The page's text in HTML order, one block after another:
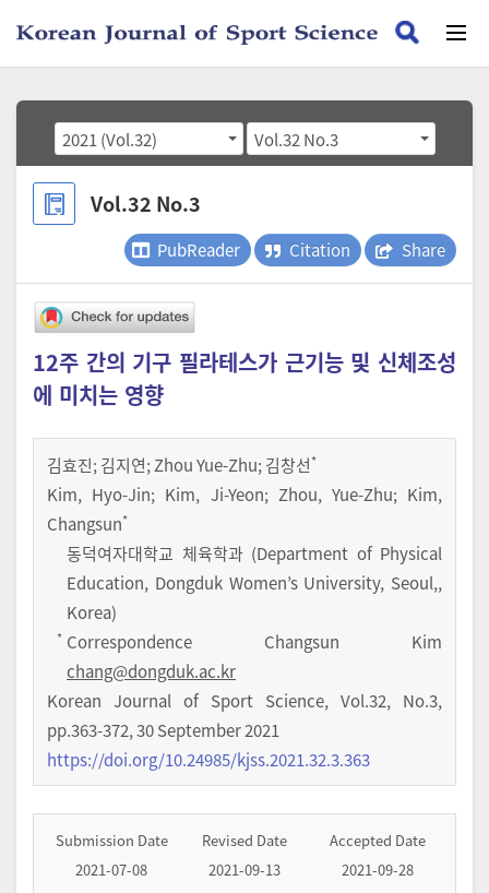
2021 (Vol.32) Vol.32 No.3
Vol.32 No.3
PubReader Citation Share
12주 간의 기구 필라테스가 근기능 및 신체조성
에 미치는 영향
김효진;김지연;Zhou Yue-Zhu;김창선*
Kim, Hyo-Jin; Kim, Ji-Yeon; Zhou, Yue-Zhu; Kim,
Changsun*
동덕여자대학교 체육학과 (Department of Physical
Education, Dongduk Women’s University, Seoul,,
Korea)
* Correspondence Changsun Kim
chang@dongduk.ac.kr
Korean Journal of Sport Science, Vol.32, No.3,
pp.363-372,30 September 2021
https://doi.org/10.24985/kjss.2021.32.3.363
Submission Date
2021-07-08
Revised Date
2021-09-13
Accepted Date
2021-09-28